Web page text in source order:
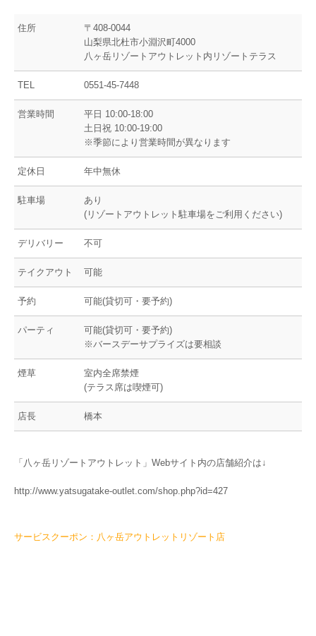
住所
〒408-0044
山梨県北杜市小淵沢町4000
八ヶ岳リゾートアウトレット内リゾートテラス
TEL 0551-45-7448
営業時間
平日 10:00-18:00
土日祝 10:00-19:00
※季節により営業時間が異なります
定休日 年中無休
駐車場
あり
(リゾートアウトレット駐車場をご利用ください)
デリバリー 不可
テイクアウト 可能
予約 可能(貸切可・要予約)
パーティ
可能(貸切可・要予約)
※バースデーサプライズは要相談
煙草
室内全席禁煙
(テラス席は喫煙可)
店長 橋本
「八ヶ岳リゾートアウトレット」Webサイト内の店舗紹介は↓
http://www.yatsugatake-outlet.com/shop.php?id=427
サービスクーポン：八ヶ岳アウトレットリゾート店